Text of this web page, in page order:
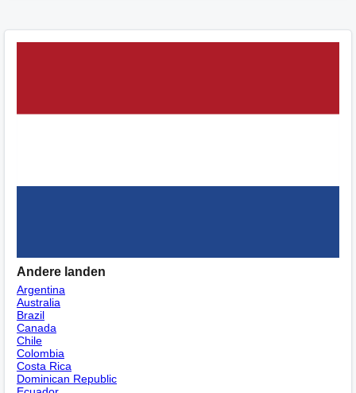
Andere landen
Argentina
Australia
Brazil
Canada
Chile
Colombia
Costa Rica
Dominican Republic